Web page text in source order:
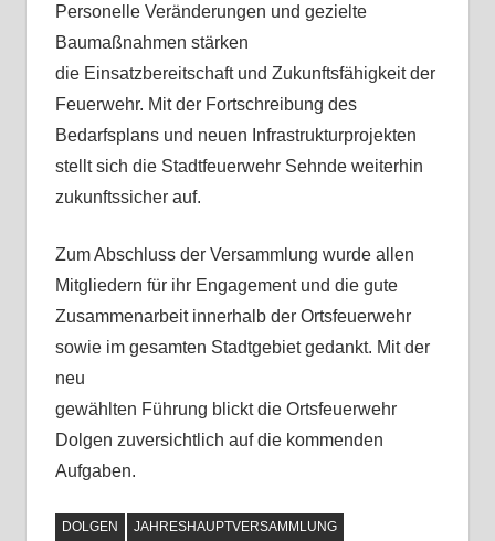
Personelle Veränderungen und gezielte
Baumaßnahmen stärken
die Einsatzbereitschaft und Zukunftsfähigkeit der
Feuerwehr. Mit der Fortschreibung des
Bedarfsplans und neuen Infrastrukturprojekten
stellt sich die Stadtfeuerwehr Sehnde weiterhin
zukunftssicher auf.
Zum Abschluss der Versammlung wurde allen
Mitgliedern für ihr Engagement und die gute
Zusammenarbeit innerhalb der Ortsfeuerwehr
sowie im gesamten Stadtgebiet gedankt. Mit der
neu
gewählten Führung blickt die Ortsfeuerwehr
Dolgen zuversichtlich auf die kommenden
Aufgaben.
DOLGEN JAHRESHAUPTVERSAMMLUNG